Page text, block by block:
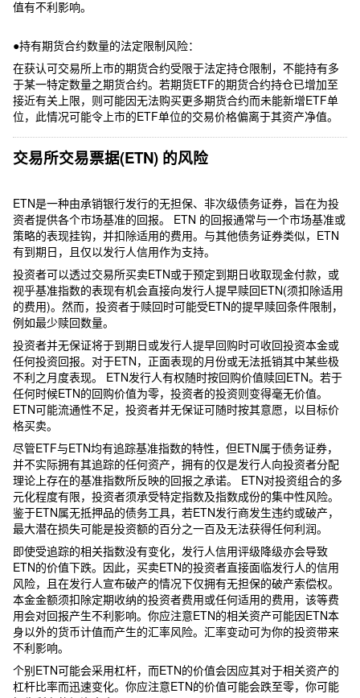
值有不利影响。
●持有期货合约数量的法定限制风险：
在获认可交易所上市的期货合约受限于法定持仓限制，不能持有多
于某一特定数量之期货合约。若期货ETF的期货合约持仓已增加至
接近有关上限，则可能因无法购买更多期货合约而未能新增ETF单
位，此情况可能令上市的ETF单位的交易价格偏离于其资产净值。
交易所交易票据(ETN) 的风险
ETN是一种由承销银行发行的无担保、非次级债务证券，旨在为投
资者提供各个市场基准的回报。 ETN 的回报通常与一个市场基准或
策略的表现挂钩，并扣除适用的费用。与其他债务证券类似，ETN
有到期日，且仅以发行人信用作为支持。
投资者可以透过交易所买卖ETN或于预定到期日收取现金付款，或
视乎基准指数的表现有机会直接向发行人提早赎回ETN(须扣除适用
的费用)。然而，投资者于赎回时可能受ETN的提早赎回条件限制，
例如最少赎回数量。
投资者并无保证将于到期日或发行人提早回购时可收回投资本金或
任何投资回报。对于ETN，正面表现的月份或无法抵销其中某些极
不利之月度表现。 ETN发行人有权随时按回购价值赎回ETN。若于
任何时候ETN的回购价值为零，投资者的投资则变得毫无价值。
ETN可能流通性不足，投资者并无保证可随时按其意愿，以目标价
格买卖。
尽管ETF与ETN均有追踪基准指数的特性，但ETN属于债务证券，
并不实际拥有其追踪的任何资产，拥有的仅是发行人向投资者分配
理论上存在的基准指数所反映的回报之承诺。 ETN对投资组合的多
元化程度有限，投资者须承受特定指数及指数成份的集中性风险。
鉴于ETN属无抵押品的债务工具，若ETN发行商发生违约或破产，
最大潜在损失可能是投资额的百分之一百及无法获得任何利润。
即使受追踪的相关指数没有变化，发行人信用评级降级亦会导致
ETN的价值下跌。因此，买卖ETN的投资者直接面临发行人的信用
风险，且在发行人宣布破产的情况下仅拥有无担保的破产索偿权。
本金金额须扣除定期收纳的投资者费用或任何适用的费用，该等费
用会对回报产生不利影响。你应注意ETN的相关资产可能因ETN本
身以外的货币计值而产生的汇率风险。汇率变动可为你的投资带来
不利影响。
个别ETN可能会采用杠杆，而ETN的价值会因应其对于相关资产的
杠杆比率而迅速变化。你应注意ETN的价值可能会跌至零，你可能